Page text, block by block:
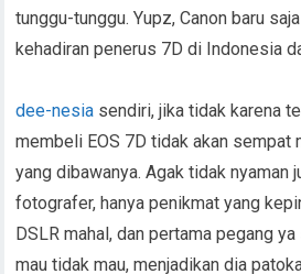
tunggu-tunggu. Yupz, Canon baru
kehadiran penerus 7D di Indonesia
dee-nesia sendiri, jika tidak karena
membeli EOS 7D tidak akan sempat
yang dibawanya. Agak tidak nyaman
fotografer, hanya penikmat yang
DSLR mahal, dan pertama pegang
mau tidak mau, menjadikan dia